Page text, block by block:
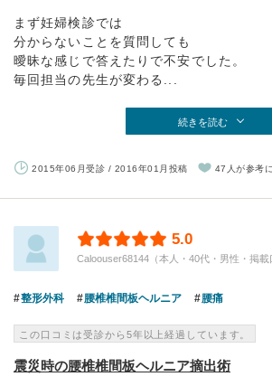
まず妊婦検診では
分からないことを質問しても
曖昧な感じで答えたりで不安でした。
毎回担当の先生が変わる...
続きを読む
2015年06月受診 / 2016年01月投稿 47人が参考
5.0
Caloouser68144（本人・40代・男性・掲載
整形外科 腰椎椎間板ヘルニア 腰痛
この口コミは受診から5年以上経過しています。
震災時の腰椎椎間板ヘルニア摘出術